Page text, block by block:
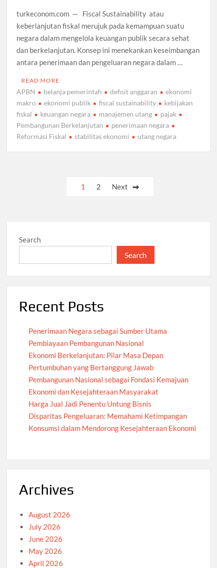
turkeconom.com — Fiscal Sustainability atau
keberlanjutan fiskal merujuk pada kemampuan suatu
negara dalam mengelola keuangan publik secara sehat
dan berkelanjutan. Konsep ini menekankan keseimbangan
antara penerimaan dan pengeluaran negara dalam …
READ MORE
APBN belanja pemerintah defisit anggaran
ekonomi
makro
ekonomi publik fiscal sustainability
kebijakan
fiskal
keuangan negara manajemen utang
pajak
Pembangunan Berkelanjutan
penerimaan negara
Reformasi Fiskal
stabilitas ekonomi utang negara
1 2 Next
Search
Search
Recent Posts
Penerimaan Negara sebagai Sumber Utama
Pembiayaan Pembangunan Nasional
Ekonomi Berkelanjutan: Pilar Masa Depan
Pertumbuhan yang Bertanggung Jawab
Pembangunan Nasional sebagai Fondasi Kemajuan
Ekonomi dan Kesejahteraan Masyarakat
Harga Jual Jadi Penentu Untung Bisnis
Disparitas Pengeluaran: Memahami Ketimpangan
Konsumsi dalam Mendorong Kesejahteraan Ekonomi
Archives
August 2026
July 2026
June 2026
May 2026
April 2026